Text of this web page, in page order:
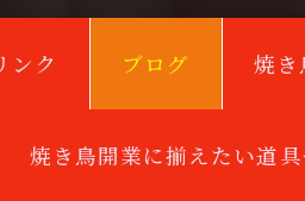
ンク ブログ 焼
焼き鳥開業に揃えたい道